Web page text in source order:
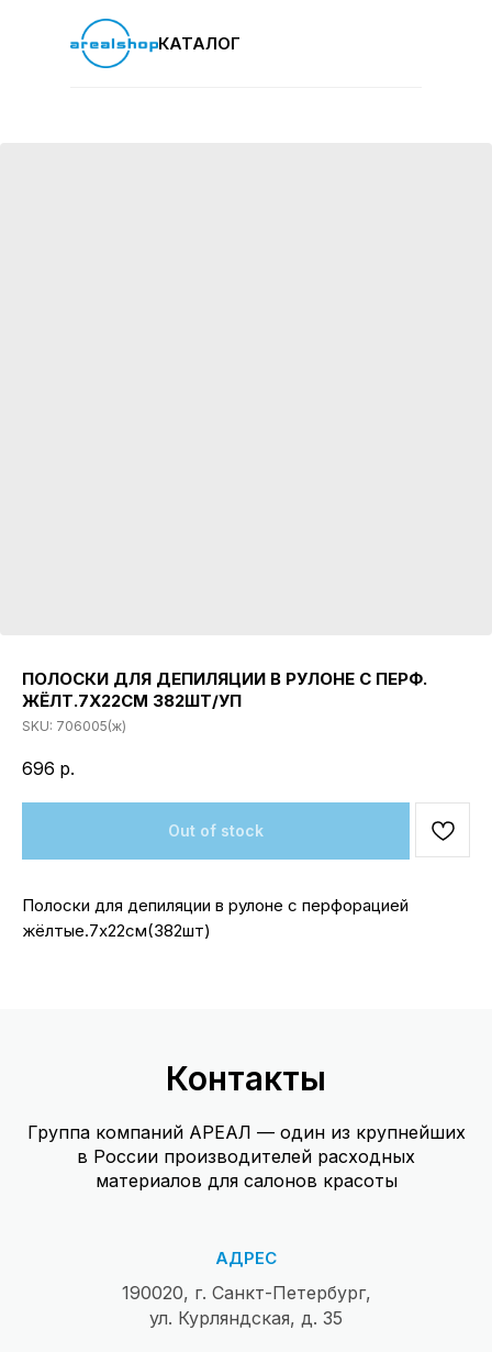
КАТАЛОГ
ПОЛОСКИ ДЛЯ ДЕПИЛЯЦИИ В РУЛОНЕ С ПЕРФ.
ЖЁЛТ.7Х22СМ 382ШТ/УП
SKU: 706005(ж)
696 р.
Out of stock
Полоски для депиляции в рулоне с перфорацией
жёлтые.7х22см(382шт)
Контакты
Группа компаний АРЕАЛ — один из крупнейших
в России производителей расходных
материалов для салонов красоты
АДРЕС
190020, г. Санкт-Петербург,
ул. Курляндская, д. 35